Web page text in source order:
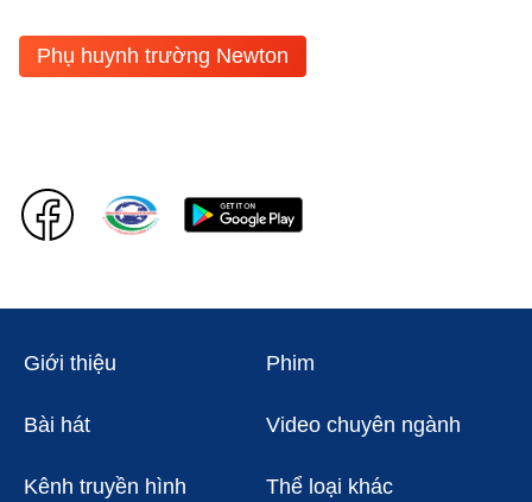
Phụ huynh trường Newton
Giới thiệu Phim
Bài hát Video chuyên ngành
Kênh truyền hình Thể loại khác